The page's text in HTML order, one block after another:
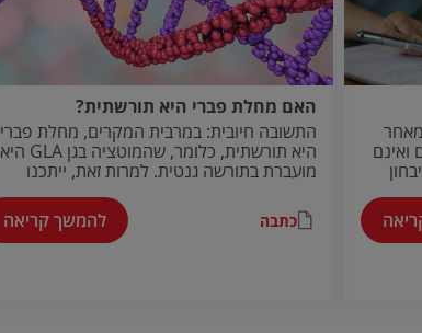
ואינם
האם מחלת פברי היא תורשתית?
התשובה חיובית: במרבית המקרים, מחלת פברי
היא תורשתית, כלומר, שהמוטציה בגן GLA היא
מועברת בתורשה גנטית. למרות זאת, ייתכנו
ספונטני.
כתבה להמשך קריאה